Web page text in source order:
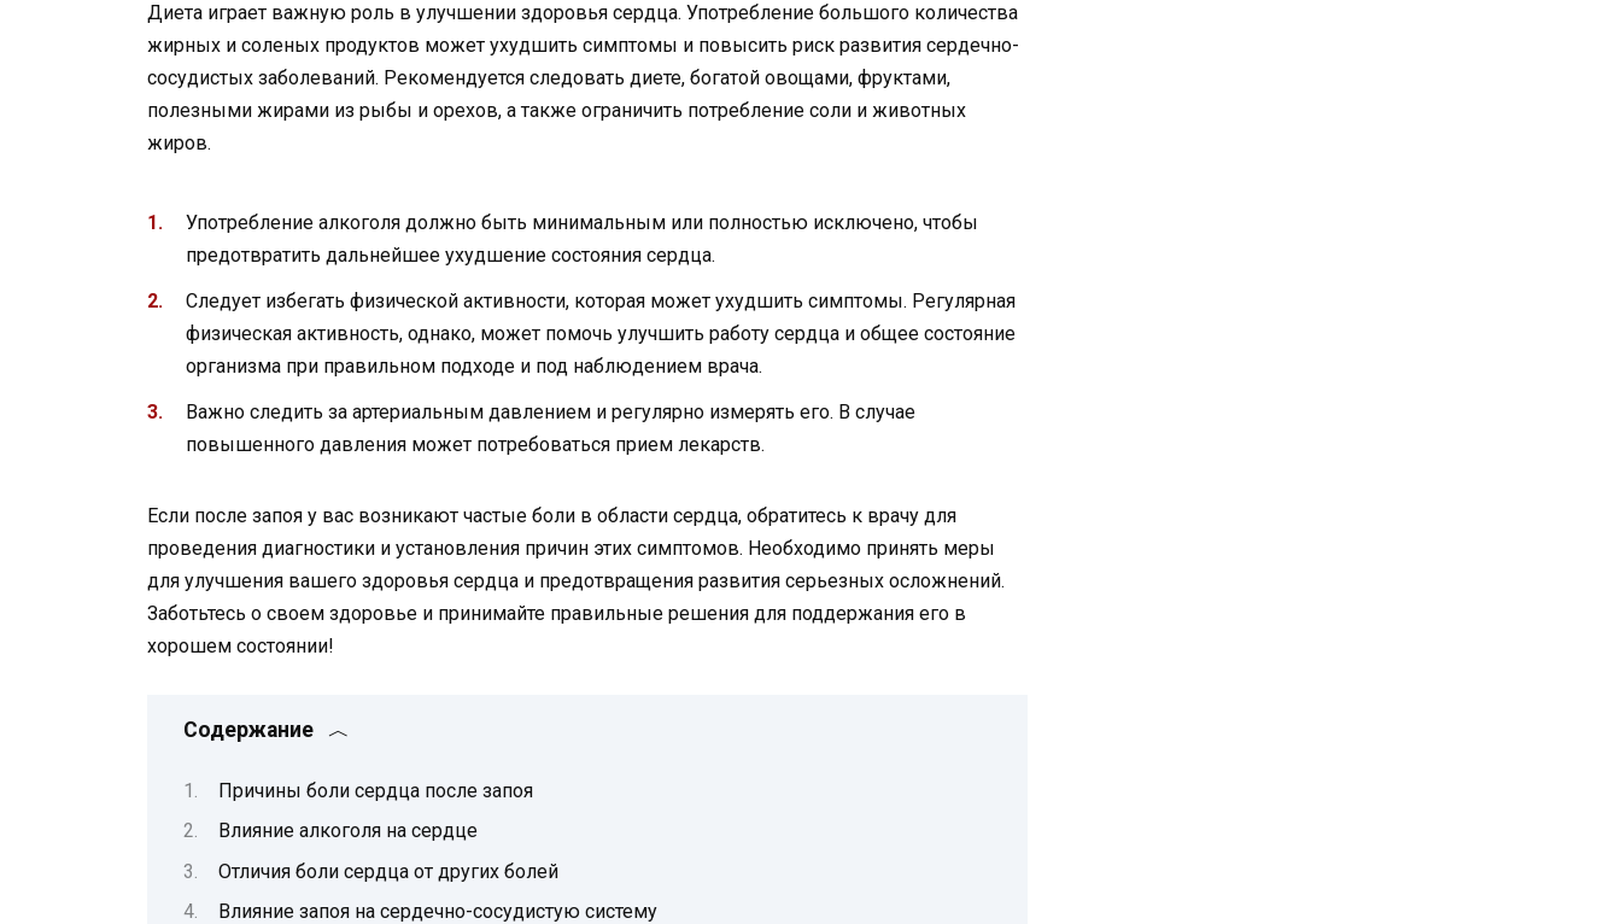
Диета играет важную роль в улучшении здоровья сердца. Употребление большого количества
жирных и соленых продуктов может ухудшить симптомы и повысить риск развития сердечно-
сосудистых заболеваний. Рекомендуется следовать диете, богатой овощами, фруктами,
полезными жирами из рыбы и орехов, а также ограничить потребление соли и животных
жиров.
Употребление алкоголя должно быть минимальным или полностью исключено, чтобы
предотвратить дальнейшее ухудшение состояния сердца.
Следует избегать физической активности, которая может ухудшить симптомы. Регулярная
физическая активность, однако, может помочь улучшить работу сердца и общее состояние
организма при правильном подходе и под наблюдением врача.
Важно следить за артериальным давлением и регулярно измерять его. В случае
повышенного давления может потребоваться прием лекарств.
Если после запоя у вас возникают частые боли в области сердца, обратитесь к врачу для
проведения диагностики и установления причин этих симптомов. Необходимо принять меры
для улучшения вашего здоровья сердца и предотвращения развития серьезных осложнений.
Заботьтесь о своем здоровье и принимайте правильные решения для поддержания его в
хорошем состоянии!
Содержание
Причины боли сердца после запоя
Влияние алкоголя на сердце
Отличия боли сердца от других болей
Влияние запоя на сердечно-сосудистую систему